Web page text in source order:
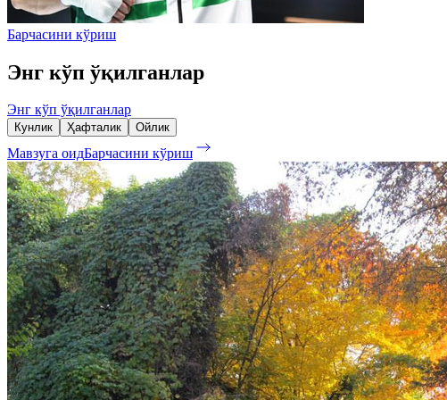
Барчасини кўриш
Энг кўп ўқилганлар
Энг кўп ўқилганлар
Кунлик Ҳафталик Ойлик
Мавзуга оидБарчасини кўриш